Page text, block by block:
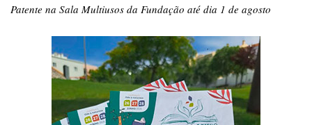
Patente na Sala Multiusos da Fundação até dia 1 de agosto